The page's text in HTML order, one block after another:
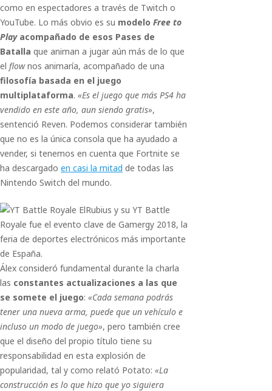
como en espectadores a través de Twitch o
YouTube. Lo más obvio es su modelo Free to
Playacompañado de esos Pases de
Batalla que animan a jugar aún más de lo que
el flownos animaría, acompañado de una
filosofía basada en el juego
multiplataforma. «Es el juego que más PS4 ha
vendido en este año, aun siendo gratis»,
sentenció Reven. Podemos considerar también
que no es la única consola que ha ayudado a
vender, si tenemos en cuenta que Fortnite se
ha descargado en casi la mitad de todas las
Nintendo Switch del mundo.
ElRubius y su YT Battle
Royale fue el evento clave de Gamergy 2018, la
feria de deportes electrónicos más importante
de España.
Álex consideró fundamental durante la charla
las constantes actualizaciones a las que
se somete el juego: «Cada semana podrás
tener una nueva arma, puede que un vehículo e
incluso un modo de juego», pero también cree
que el diseño del propio título tiene su
responsabilidad en esta explosión de
popularidad, tal y como relató Potato: «La
construcción es lo que hizo que yo siguiera